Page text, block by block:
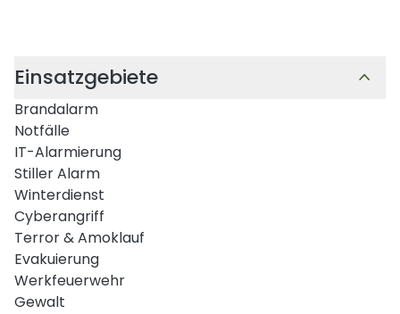
Einsatzgebiete
Brandalarm
Notfälle
IT-Alarmierung
Stiller Alarm
Winterdienst
Cyberangriff
Terror & Amoklauf
Evakuierung
Werkfeuerwehr
Gewalt